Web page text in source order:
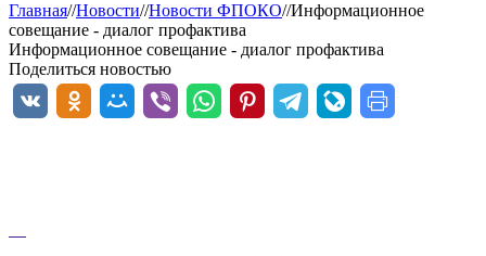
Главная//Новости//Новости ФПОКО//Информационное
совещание - диалог профактива
Информационное совещание - диалог профактива
Поделиться новостью